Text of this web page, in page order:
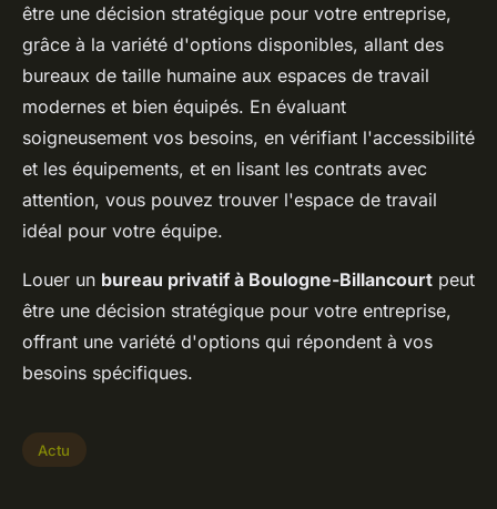
être une décision stratégique pour votre entreprise,
grâce à la variété d'options disponibles, allant des
bureaux de taille humaine aux espaces de travail
modernes et bien équipés. En évaluant
soigneusement vos besoins, en vérifiant l'accessibilité
et les équipements, et en lisant les contrats avec
attention, vous pouvez trouver l'espace de travail
idéal pour votre équipe.
Louer un bureau privatif à Boulogne-Billancourt peut
être une décision stratégique pour votre entreprise,
offrant une variété d'options qui répondent à vos
besoins spécifiques.
Actu